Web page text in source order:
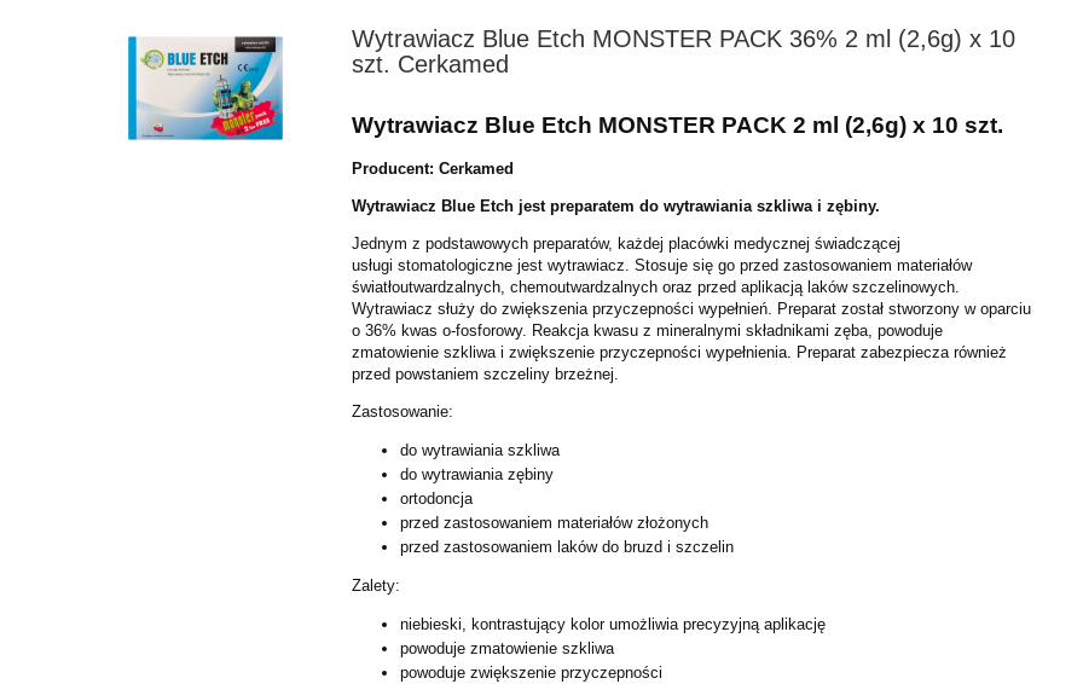
Wytrawiacz Blue Etch MONSTER PACK 36% 2 ml (2,6g) x 10
szt. Cerkamed
Wytrawiacz Blue Etch MONSTER PACK 2 ml (2,6g) x 10 szt.
Producent: Cerkamed
Wytrawiacz Blue Etch jest preparatem do wytrawiania szkliwa i zębiny.
Jednym z podstawowych preparatów, każdej placówki medycznej świadczącej
usługi stomatologiczne jest wytrawiacz. Stosuje się go przed zastosowaniem materiałów
światłoutwardzalnych, chemoutwardzalnych oraz przed aplikacją laków szczelinowych.
Wytrawiacz służy do zwiększenia przyczepności wypełnień. Preparat został stworzony w oparciu
o 36% kwas o-fosforowy. Reakcja kwasu z mineralnymi składnikami zęba, powoduje
zmatowienie szkliwa i zwiększenie przyczepności wypełnienia. Preparat zabezpiecza również
przed powstaniem szczeliny brzeżnej.
Zastosowanie:
do wytrawiania szkliwa
do wytrawiania zębiny
ortodoncja
przed zastosowaniem materiałów złożonych
przed zastosowaniem laków do bruzd i szczelin
Zalety:
niebieski, kontrastujący kolor umożliwia precyzyjną aplikację
powoduje zmatowienie szkliwa
powoduje zwiększenie przyczepności